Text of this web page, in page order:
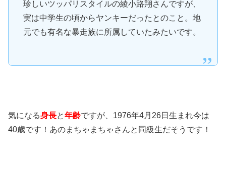
珍しいツッパリスタイルの綾小路翔さんですが、
実は中学生の頃からヤンキーだったとのこと。地
元でも有名な暴走族に所属していたみたいです。
気になる身長と年齢ですが、1976年4月26日生まれ今は
40歳です！あのまちゃまちゃさんと同級生だそうです！